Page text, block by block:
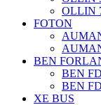
OLLIN
FOTON
BEN
BEN
BEN
XE BUS